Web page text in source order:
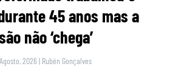
45 anos mas a
não ‘chega’
2026 | Rubén Gonçalves